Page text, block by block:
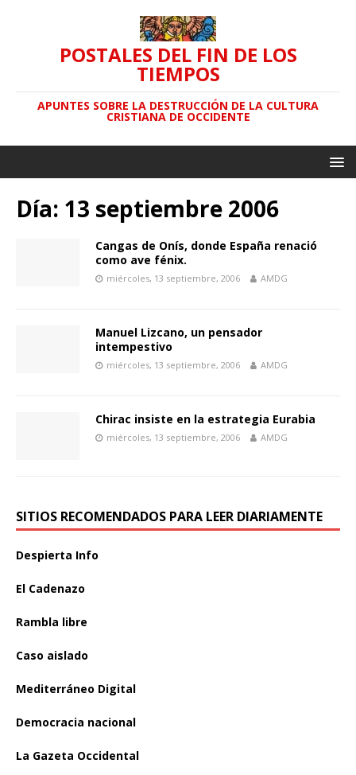
POSTALES DEL FIN DE LOS
TIEMPOS
APUNTES SOBRE LA DESTRUCCIÓN DE LA CULTURA
CRISTIANA DE OCCIDENTE
Día: 13 septiembre 2006
Cangas de Onís, donde España renació
como ave fénix.
miércoles, 13 septiembre, 2006 AMDG
Manuel Lizcano, un pensador
intempestivo
miércoles, 13 septiembre, 2006 AMDG
Chirac insiste en la estrategia Eurabia
miércoles, 13 septiembre, 2006 AMDG
SITIOS RECOMENDADOS PARA LEER DIARIAMENTE
Despierta Info
El Cadenazo
Rambla libre
Caso aislado
Mediterráneo Digital
Democracia nacional
La Gazeta Occidental